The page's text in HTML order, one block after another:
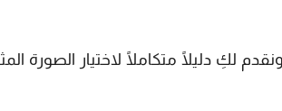
لكِ دليلًا متكاملًا لاختيار الصورة